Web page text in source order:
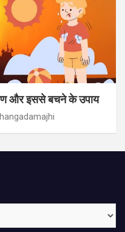
और इससे बचने के उपाय